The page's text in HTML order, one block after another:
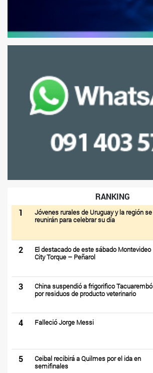
RANKING
1
Jóvenes rurales de Uruguay y la región se
reunirán para celebrar su día
2
El destacado de este sábado Montevideo
City Torque – Peñarol
3
China suspendió a frigorifico Tacuarembó
por residuos de producto veterinario
4 Falleció Jorge Messi
5
Ceibal recibirá a Quilmes por el ida en
semifinales